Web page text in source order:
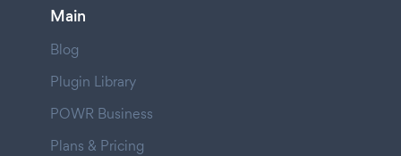
Main
Blog
Plugin Library
POWR Business
Plans & Pricing